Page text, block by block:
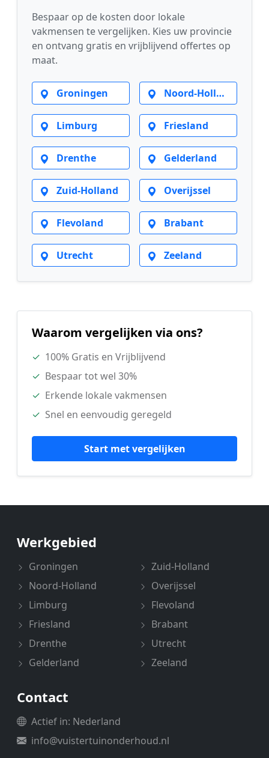
Bespaar op de kosten door lokale
vakmensen te vergelijken. Kies uw provincie
en ontvang gratis en vrijblijvend offertes op
maat.
Groningen Noord-Holland
Limburg Friesland
Drenthe Gelderland
Zuid-Holland Overijssel
Flevoland Brabant
Utrecht Zeeland
Waarom vergelijken via ons?
✓ 100% Gratis en Vrijblijvend
✓ Bespaar tot wel 30%
✓ Erkende lokale vakmensen
✓ Snel en eenvoudig geregeld
Start met vergelijken
Werkgebied
Groningen
Noord-Holland
Limburg
Friesland
Drenthe
Gelderland
Zuid-Holland
Overijssel
Flevoland
Brabant
Utrecht
Zeeland
Contact
Actief in: Nederland
info@vuistertuinonderhoud.nl